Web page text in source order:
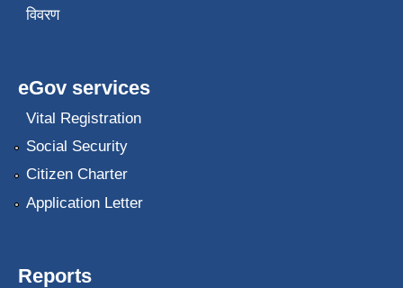
विवरण
eGov services
Vital Registration
Social Security
Citizen Charter
Application Letter
Reports